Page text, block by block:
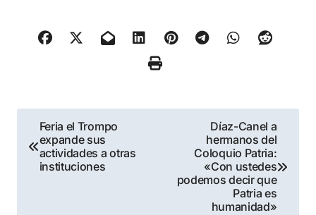
Navegación
de
Feria el Trompo
expande sus
actividades a otras
instituciones
Díaz-Canel a
hermanos del
Coloquio Patria:
«Con ustedes
podemos decir que
Patria es
humanidad»